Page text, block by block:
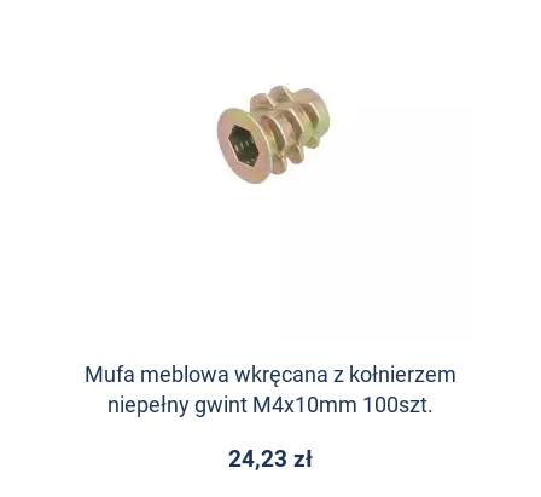
Mufa meblowa wkręcana z kołnierzem
niepełny gwint M4x10mm 100szt.
24,23 zł